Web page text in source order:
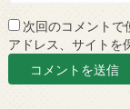
次回のコメントで
アドレス、サイトを